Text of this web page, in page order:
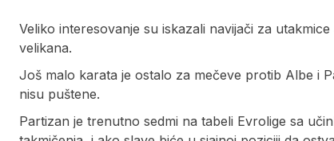
Veliko interesovanje su iskazali navijači za
velikana.
Još malo karata je ostalo za mečeve protib Albe i
nisu puštene.
Partizan je trenutno sedmi na tabeli Evrolige sa